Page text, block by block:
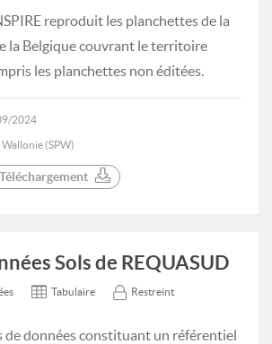
reproduit les planchettes de la
la Belgique couvrant le territoire
les planchettes non éditées.
2024
(SPW)
Téléchargement
Sols de REQUASUD
Tabulaire Restreint
de données constituant un référentiel